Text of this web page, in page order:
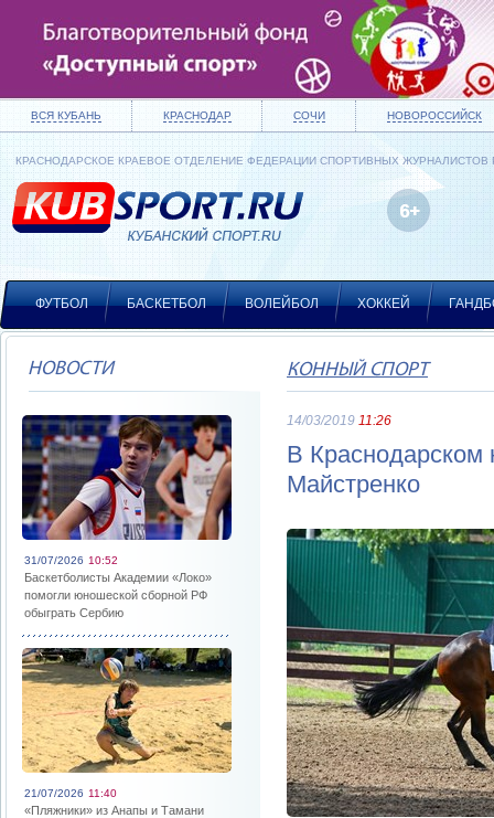
ВСЯ КУБАНЬ КРАСНОДАР СОЧИ НОВОРОССИЙСК
КРАСНОДАРСКОЕ КРАЕВОЕ ОТДЕЛЕНИЕ ФЕДЕРАЦИИ СПОРТИВНЫХ ЖУРНАЛИСТОВ
ФУТБОЛ БАСКЕТБОЛ ВОЛЕЙБОЛ ХОККЕЙ
НОВОСТИ
31/07/2026 10:52
Баскетболисты Академии «Локо»
помогли юношеской сборной РФ
обыграть Сербию
21/07/2026 11:40
«Пляжники» из Анапы и Тамани
КОННЫЙ СПОРТ
14/03/2019 11:26
В Краснодарском
Майстренко